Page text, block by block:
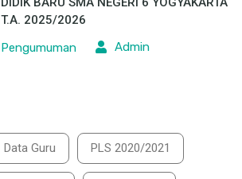
T.A. 2025/2026
Pengumuman
Admin
Data Guru PLS 2020/2021